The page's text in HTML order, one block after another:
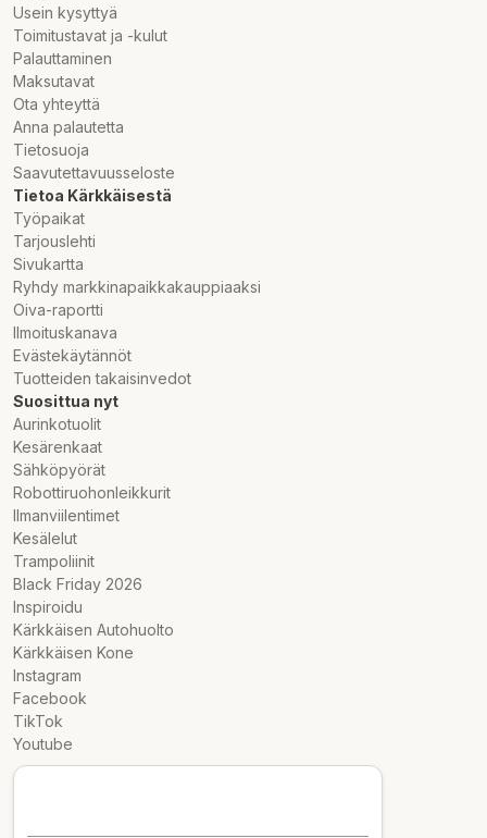
Usein kysyttyä
Toimitustavat ja -kulut
Palauttaminen
Maksutavat
Ota yhteyttä
Anna palautetta
Tietosuoja
Saavutettavuusseloste
Tietoa Kärkkäisestä
Työpaikat
Tarjouslehti
Sivukartta
Ryhdy markkinapaikkakauppiaaksi
Oiva-raportti
Ilmoituskanava
Evästekäytännöt
Tuotteiden takaisinvedot
Suosittua nyt
Aurinkotuolit
Kesärenkaat
Sähköpyörät
Robottiruohonleikkurit
Ilmanviilentimet
Kesälelut
Trampoliinit
Black Friday 2026
Inspiroidu
Kärkkäisen Autohuolto
Kärkkäisen Kone
Instagram
Facebook
TikTok
Youtube